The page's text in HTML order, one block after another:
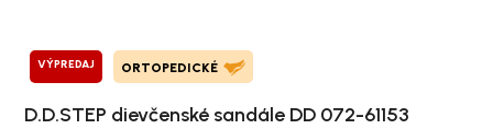
VÝPREDAJ ORTOPEDICKÉ
D.D.STEP dievčenské sandále DD 072-61153